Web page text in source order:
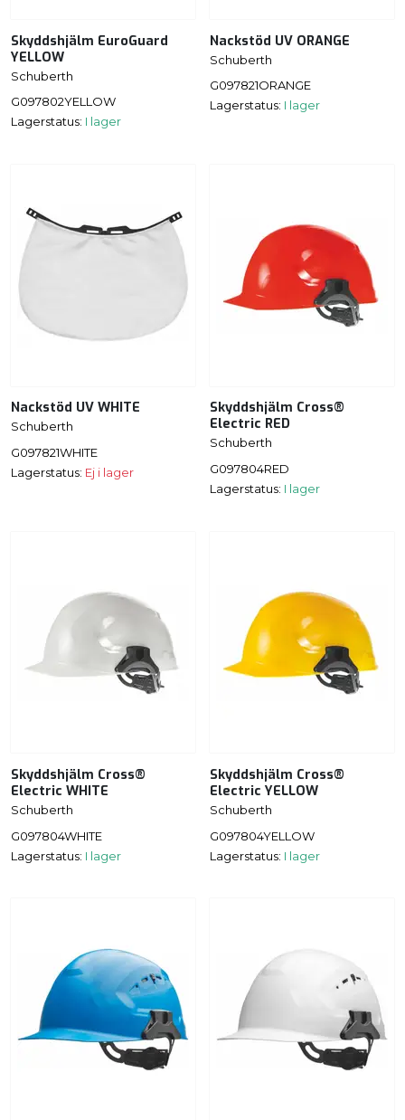
Skyddshjälm EuroGuard
YELLOW
Schuberth
G097802YELLOW
Lagerstatus: I lager
Nackstöd UV ORANGE
Schuberth
G097821ORANGE
Lagerstatus: I lager
Nackstöd UV WHITE
Schuberth
G097821WHITE
Lagerstatus: Ej i lager
Skyddshjälm Cross®
Electric RED
Schuberth
G097804RED
Lagerstatus: I lager
Skyddshjälm Cross®
Electric WHITE
Schuberth
G097804WHITE
Lagerstatus: I lager
Skyddshjälm Cross®
Electric YELLOW
Schuberth
G097804YELLOW
Lagerstatus: I lager